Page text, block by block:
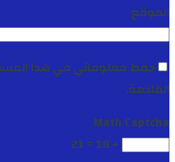
الموقع
حفظ معلوماتي في هذا
القادمة.
Math Captcha
+ 18 = 21